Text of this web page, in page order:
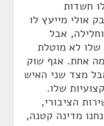
חשדות
אולי מייעץ לו
אבל
שלו לא מוטלת
אחת. אגף שוק
מצד שני האיש
שלו.
הציבורי,
מדינה קטנה,